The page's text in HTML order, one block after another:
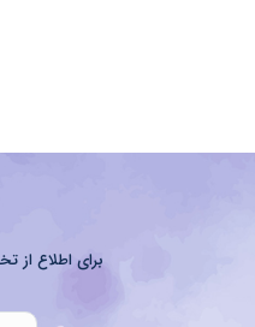
برای اطلاع از